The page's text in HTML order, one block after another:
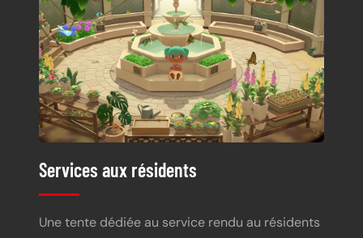
Services aux résidents
Une tente dédiée au service rendu au résidents